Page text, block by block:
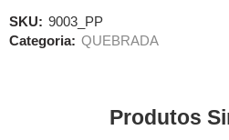
SKU: 9003_PP
Categoria: QUEBRADA
Produtos